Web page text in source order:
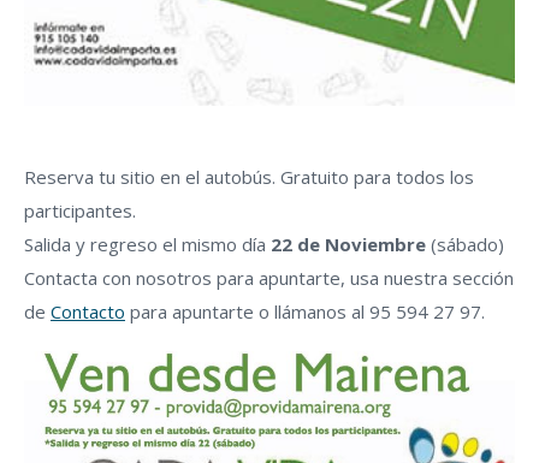
Reserva tu sitio en el autobús. Gratuito para todos los
participantes.
Salida y regreso el mismo día 22 de Noviembre (sábado)
Contacta con nosotros para apuntarte, usa nuestra sección
de Contacto para apuntarte o llámanos al 95 594 27 97.